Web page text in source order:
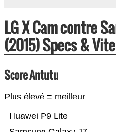
LG X Cam contre
(2015) Specs &
Score Antutu
Plus élevé = meilleur
Huawei P9 Lite